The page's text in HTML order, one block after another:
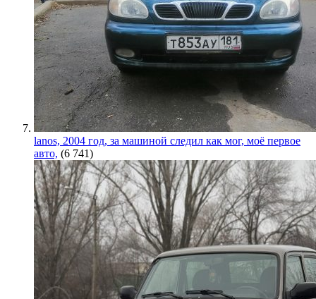
lanos, 2004 год, за машиной следил как мог, моё первое
авто, (6 741)